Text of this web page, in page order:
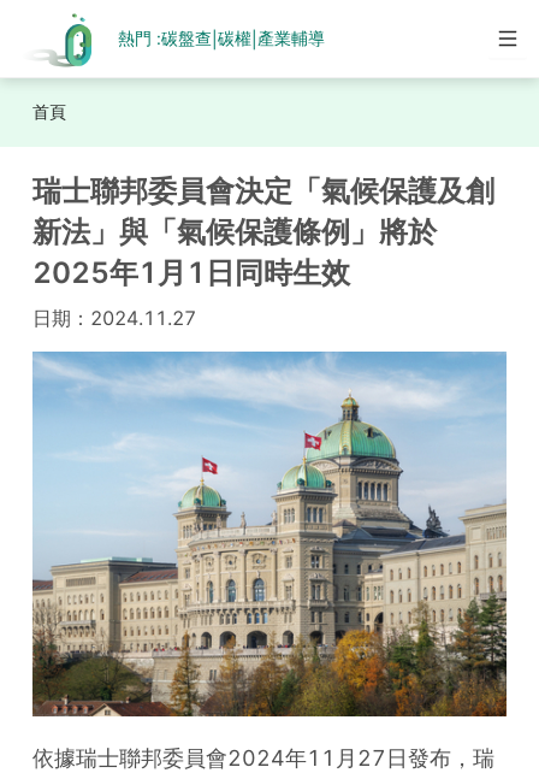
熱門 :碳盤查 碳權| 產業輔導
首頁
瑞士聯邦委員會決定「氣候保護及創
新法」與「氣候保護條例」將於
2025年1月1日同時生效
日期： 2024.11.27
依據瑞士聯邦委員會2024年11月27日發布，瑞